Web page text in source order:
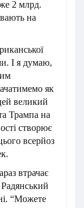
2 млрд.
на
І я думаю,
як
великий
Трампа на
створює
всерйоз
втрачає
“Можете